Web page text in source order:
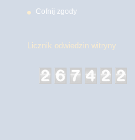
Cofnij zgody
Licznik odwiedzin witryny